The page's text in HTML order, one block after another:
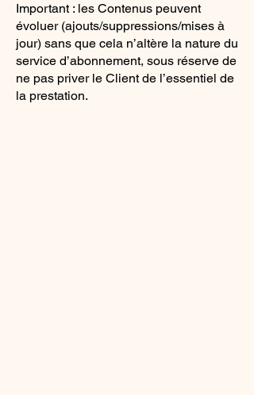
Important : les Contenus peuvent
évoluer (ajouts/suppressions/mises à
jour) sans que cela n’altère la nature du
service d’abonnement, sous réserve de
ne pas priver le Client de l’essentiel de
la prestation.